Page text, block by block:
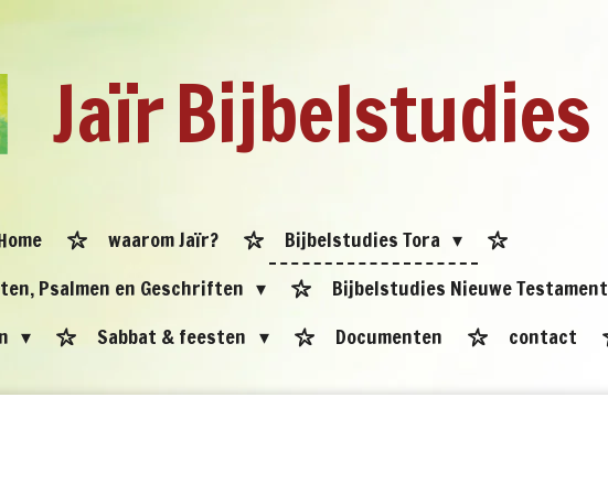
JaïrBijbelstudies
waarom Jaïr?
Bijbelstudies Tora
Psalmen en Geschriften
Bijbelstudies Nieuwe Testament
Sabbat & feesten Documenten contact